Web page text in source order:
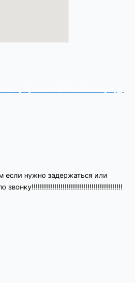
нужно задержаться или
звонку!!!!!!!!!!!!!!!!!!!!!!!!!!!!!!!!!!!!!!!!!!!!!!!